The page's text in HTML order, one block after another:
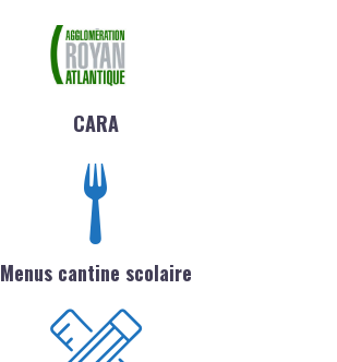
CARA
Menus cantine scolaire